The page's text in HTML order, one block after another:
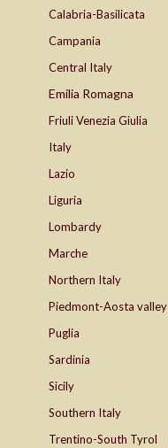
Calabria-Basilicata
Campania
Central Italy
Emilia Romagna
Friuli Venezia Giulia
Italy
Lazio
Liguria
Lombardy
Marche
Northern Italy
Piedmont-Aosta valley
Puglia
Sardinia
Sicily
Southern Italy
Trentino-South Tyrol